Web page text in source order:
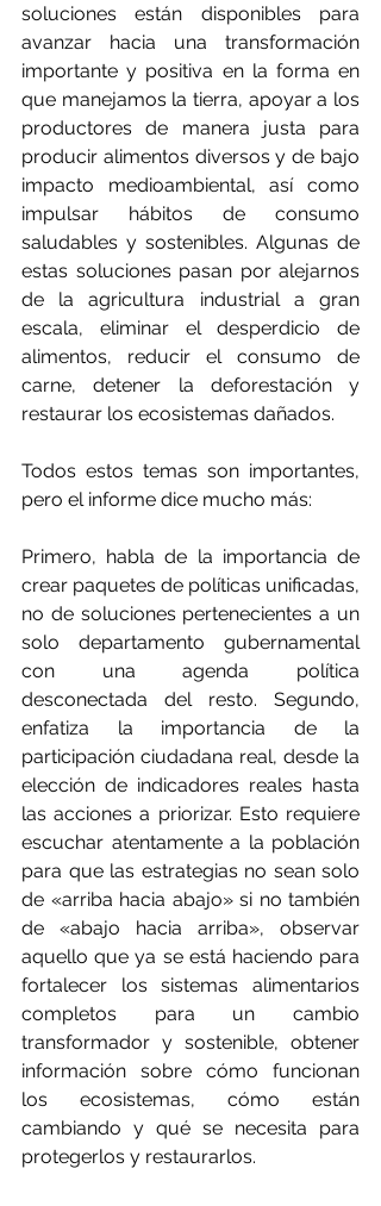
soluciones están disponibles para
avanzar hacia una transformación
importante y positiva en la forma en
que manejamos la tierra, apoyar a los
productores de manera justa para
producir alimentos diversos y de bajo
impacto medioambiental, así como
impulsar hábitos de consumo
saludables y sostenibles. Algunas de
estas soluciones pasan por alejarnos
de la agricultura industrial a gran
escala, eliminar el desperdicio de
alimentos, reducir el consumo de
carne, detener la deforestación y
restaurar los ecosistemas dañados.
Todos estos temas son importantes,
pero el informe dice mucho más:
Primero, habla de la importancia de
crear paquetes de políticas unificadas,
no de soluciones pertenecientes a un
solo departamento gubernamental
con una agenda política
desconectada del resto. Segundo,
enfatiza la importancia de la
participación ciudadana real, desde la
elección de indicadores reales hasta
las acciones a priorizar. Esto requiere
escuchar atentamente a la población
para que las estrategias no sean solo
de «arriba hacia abajo» si no también
de «abajo hacia arriba», observar
aquello que ya se está haciendo para
fortalecer los sistemas alimentarios
completos para un cambio
transformador y sostenible, obtener
información sobre cómo funcionan
los ecosistemas, cómo están
cambiando y qué se necesita para
protegerlos y restaurarlos.